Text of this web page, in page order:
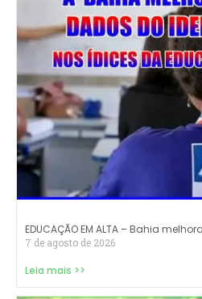
EDUCAÇÃO EM ALTA – Bahia
7 de agosto de 2026
Leia mais >>